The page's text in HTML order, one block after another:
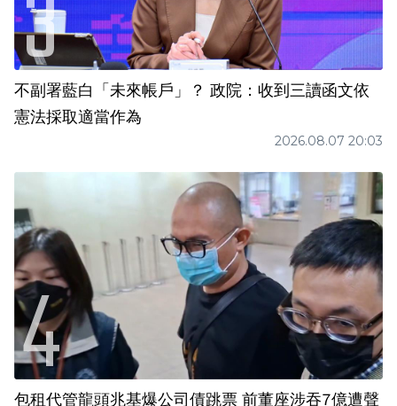
不副署藍白「未來帳戶」？ 政院：收到三讀函文依
憲法採取適當作為
2026.08.07 20:03
包租代管龍頭兆基爆公司債跳票 前董座涉吞7億遭聲